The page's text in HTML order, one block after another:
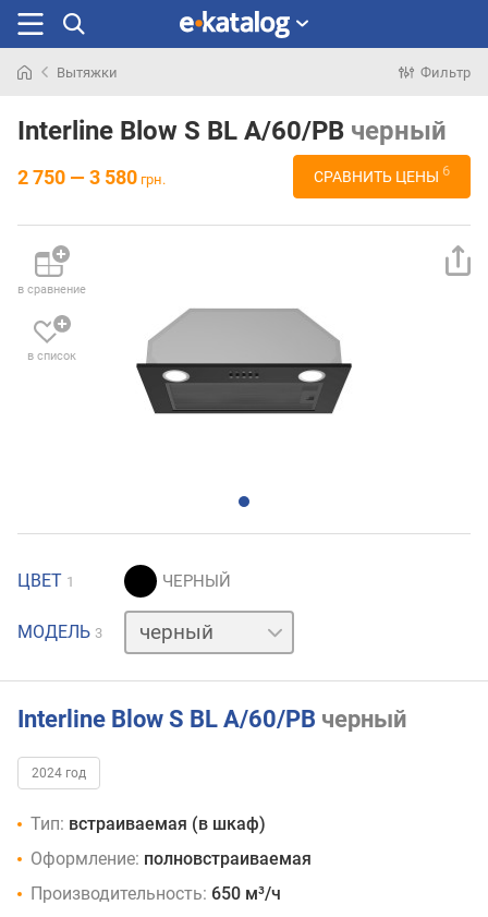
раньше
Вытяжки Фильтр
Interline Blow S BL A/60/PB черный
2 750 — 3 580 грн. СРАВНИТЬ ЦЕНЫ 6
в сравнение
в список
ЦВЕТ 1
МОДЕЛЬ 3
белый
нержавейка
Interline Blow S BL A/60/PB черный
2024 год
Тип: встраиваемая (в шкаф)
Оформление: полновстраиваемая
Производительность: 650 м³/ч